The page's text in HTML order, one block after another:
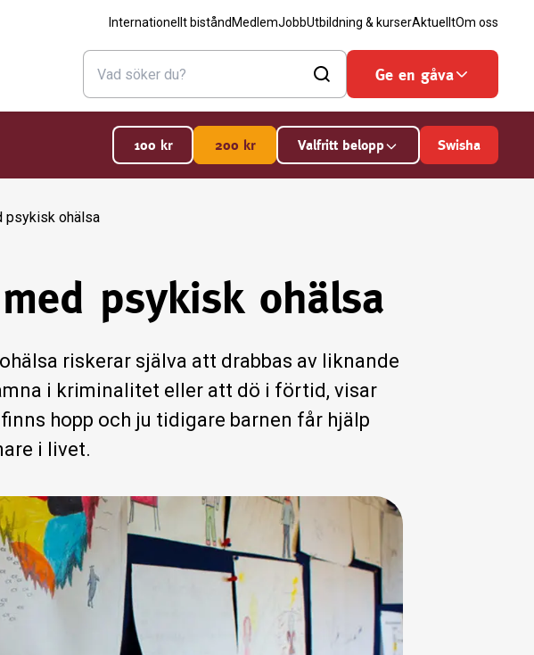
Internationellt bistånd MedlemJobbUtbildning & kurserAktuelltOm oss
Ge en gåva
100 kr 200 kr Valfritt belopp Swisha
psykisk ohälsa
psykisk ohälsa
riskerar själva att drabbas av liknande
i kriminalitet eller att dö i förtid, visar
hopp och ju tidigare barnen får hjälp
i livet.